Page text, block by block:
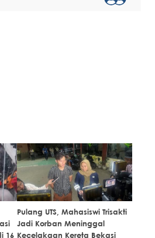
16
Pulang UTS, Mahasiswi Trisakti
Jadi Korban Meninggal
Kecelakaan Kereta Bekasi